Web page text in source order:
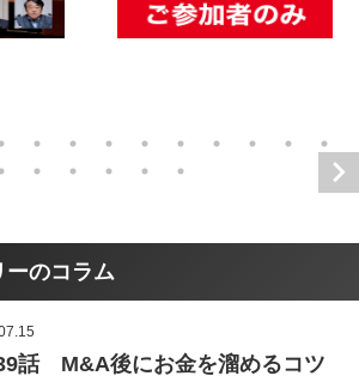
ーのコラム
話 M&A後にお金を溜めるコツ